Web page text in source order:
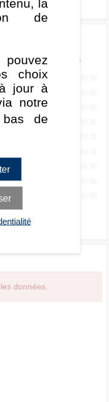
Quartile
-
-
-
-
données.
la
de
choix
jour à
notre
de